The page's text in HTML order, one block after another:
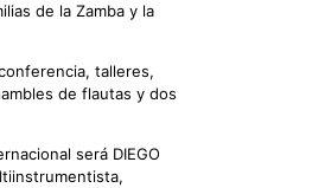
de la Zamba y la
talleres,
de flautas y dos
será DIEGO